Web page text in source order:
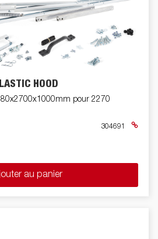
HOOD
pour 2270
304691
au panier